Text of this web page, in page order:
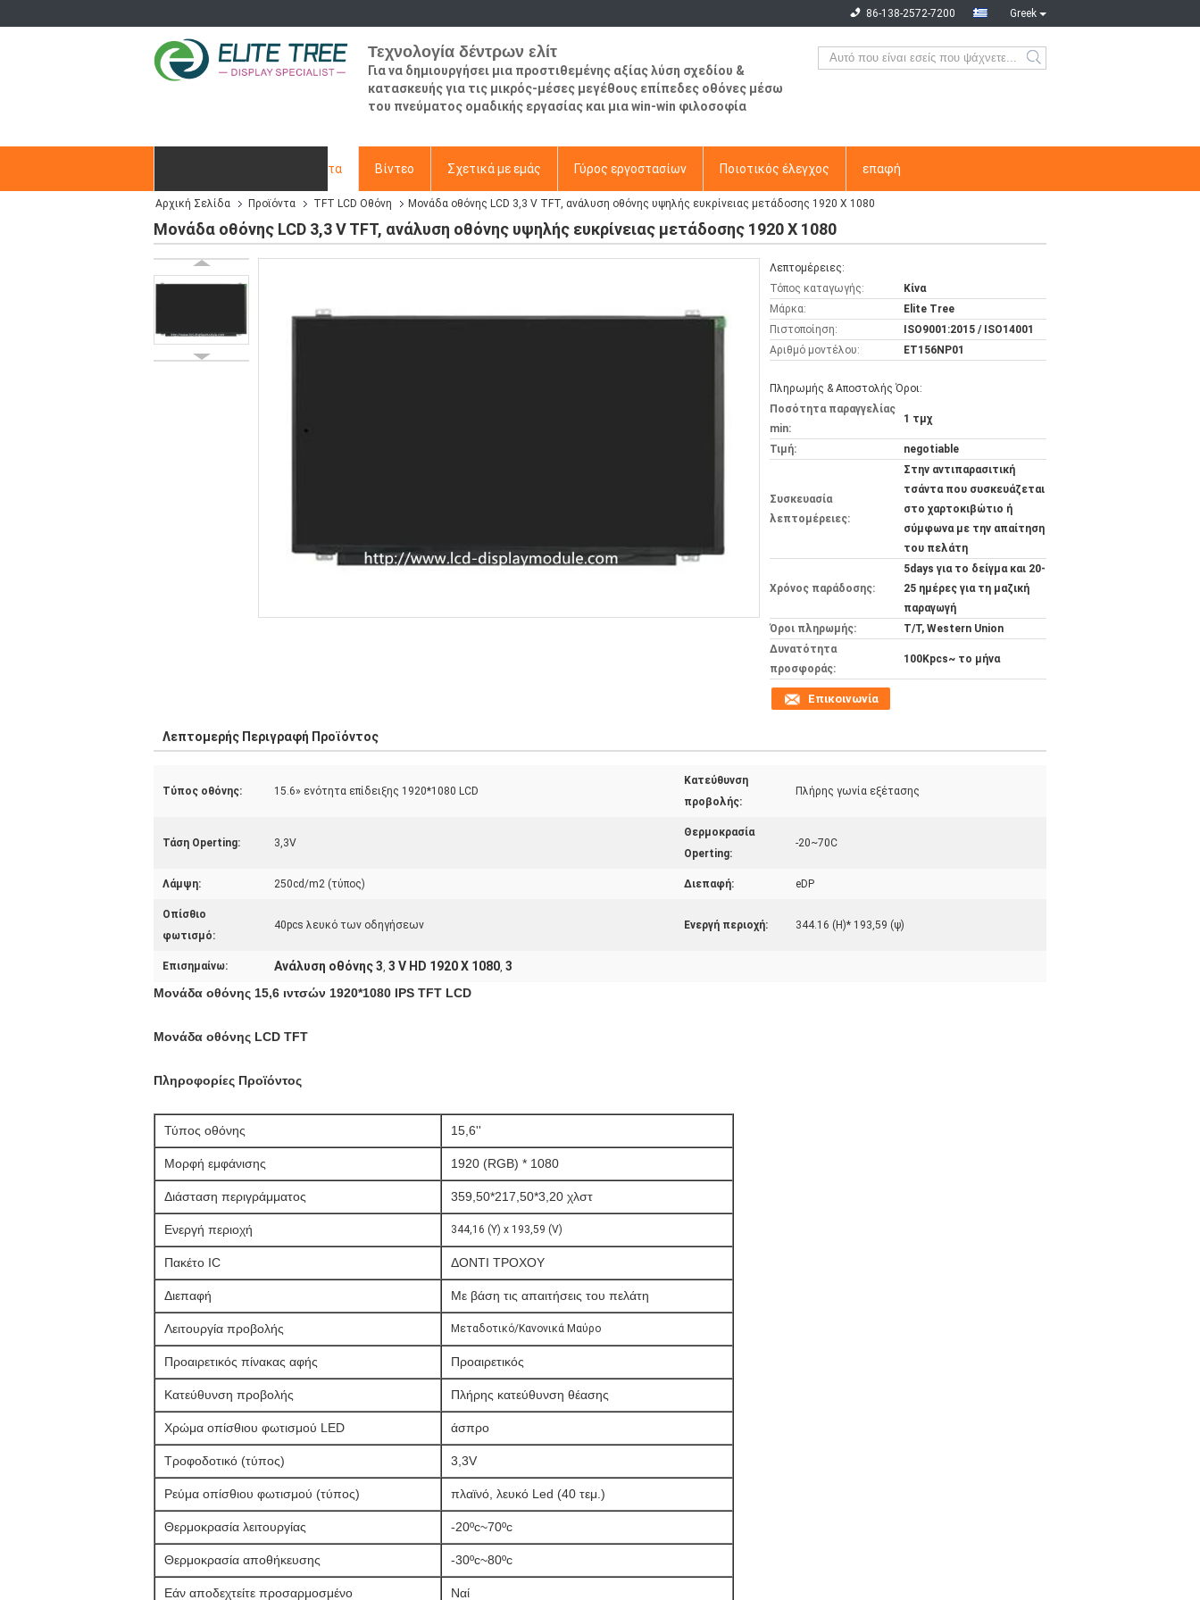
Greek
86-138-2572-7200
Τεχνολογία δέντρων ελίτ
Για να δημιουργήσει μια προστιθεμένης αξίας λύση σχεδίου &
κατασκευής για τις μικρός-μέσες μεγέθους επίπεδες οθόνες μέσω
του πνεύματος ομαδικής εργασίας και μια win-win φιλοσοφία
Προϊόντα Βίντεο Σχετικά με εμάς Γύρος εργοστασίων Ποιοτικός έλεγχος επαφή
Ζητήστε ένα απόσπασμα
Αρχική Σελίδα Προϊόντα TFT LCD Οθόνη Μονάδα οθόνης LCD 3,3 V TFT, ανάλυση οθόνης υψηλής ευκρίνειας μετάδοσης 1920 X 1080
Μονάδα οθόνης LCD 3,3 V TFT, ανάλυση οθόνης υψηλής ευκρίνειας μετάδοσης 1920 X 1080
Λεπτομέρειες:
Τόπος καταγωγής:
Κίνα
Μάρκα:
Elite Tree
Πιστοποίηση:
ISO9001:2015 / ISO14001
Αριθμό μοντέλου:
ET156NP01
Πληρωμής & Αποστολής Όροι:
Ποσότητα παραγγελίας
min:
1 τμχ
Τιμή: negotiable
Συσκευασία
λεπτομέρειες:
Στην αντιπαρασιτική
τσάντα που συσκευάζεται
στο χαρτοκιβώτιο ή
σύμφωνα με την απαίτηση
του πελάτη
Χρόνος παράδοσης:
5days για το δείγμα και 20-
25 ημέρες για τη μαζική
παραγωγή
Όροι πληρωμής:
T/T, Western Union
Δυνατότητα
προσφοράς:
100Kpcs~ το μήνα
Επικοινωνία
Λεπτομερής Περιγραφή Προϊόντος
Τύπος οθόνης: 15.6» ενότητα επίδειξης 1920*1080 LCD
Κατεύθυνση
προβολής:
Πλήρης γωνία εξέτασης
Τάση Operting: 3,3V
Θερμοκρασία
Operting:
-20~70C
Λάμψη: 250cd/m2 (τύπος) Διεπαφή: eDP
Οπίσθιο
φωτισμό:
40pcs λευκό των οδηγήσεων Ενεργή περιοχή: 344.16 (H)* 193,59 (ψ)
Επισημαίνω: Ανάλυση οθόνης 3, 3 V HD 1920 X 1080, 3
Μονάδα οθόνης 15,6 ιντσών 1920*1080 IPS TFT LCD
Μονάδα οθόνης LCD TFT
Πληροφορίες Προϊόντος
Τύπος οθόνης 15,6''
Μορφή εμφάνισης 1920 (RGB) * 1080
Διάσταση περιγράμματος 359,50*217,50*3,20 χλστ
Ενεργή περιοχή 344,16 (Υ) x 193,59 (V)
Πακέτο IC ΔΟΝΤΙ ΤΡΟΧΟΥ
Διεπαφή Με βάση τις απαιτήσεις του πελάτη
Λειτουργία προβολής Μεταδοτικό/Κανονικά Μαύρο
Προαιρετικός πίνακας αφής Προαιρετικός
Κατεύθυνση προβολής Πλήρης κατεύθυνση θέασης
Χρώμα οπίσθιου φωτισμού LED άσπρο
Τροφοδοτικό (τύπος) 3,3V
Ρεύμα οπίσθιου φωτισμού (τύπος) πλαϊνό, λευκό Led (40 τεμ.)
Θερμοκρασία λειτουργίας -20ºc~70ºc
Θερμοκρασία αποθήκευσης -30ºc~80ºc
Εάν αποδεχτείτε προσαρμοσμένο Ναί